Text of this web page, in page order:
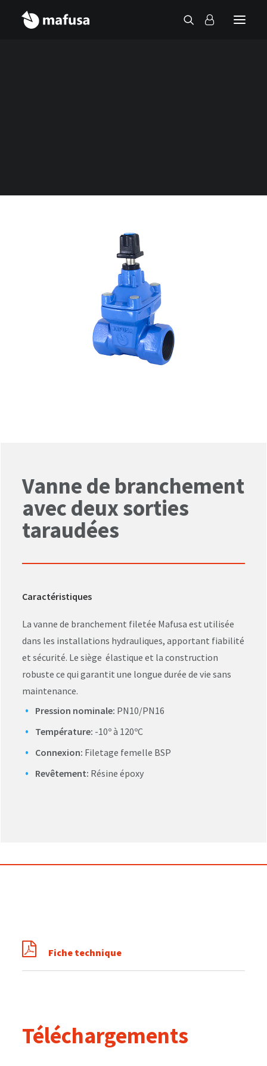
Vanne de branchement
avec deux sorties
taraudées
Caractéristiques
La vanne de branchement filetée Mafusa est utilisée
dans les installations hydrauliques, apportant fiabilité
et sécurité. Le siège élastique et la construction
robuste ce qui garantit une longue durée de vie sans
maintenance.
Pression nominale: PN10/PN16
Température: -10º à 120ºC
Connexion: Filetage femelle BSP
Revêtement: Résine époxy
Téléchargements
Fiche technique